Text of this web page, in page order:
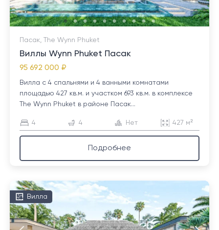
Пасак, The Wynn Phuket
Виллы Wynn Phuket Пасак
95 692 000 ₽
Вилла с 4 спальнями и 4 ванными комнатами
площадью 427 кв.м. и участком 693 кв.м. в комплексе
The Wynn Phuket в районе Пасак...
4 4 Нет 427 м²
Подробнее
Вилла